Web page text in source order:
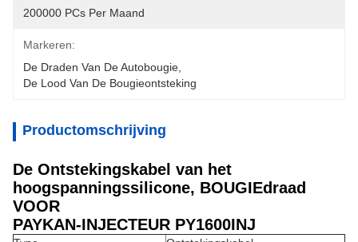
200000 PCs Per Maand
Markeren:
De Draden Van De Autobougie
De Lood Van De Bougieontsteking
Productomschrijving
De Ontstekingskabel van het
hoogspanningssilicone, BOUGIEdraad
VOOR
PAYKAN-INJECTEUR PY1600INJ